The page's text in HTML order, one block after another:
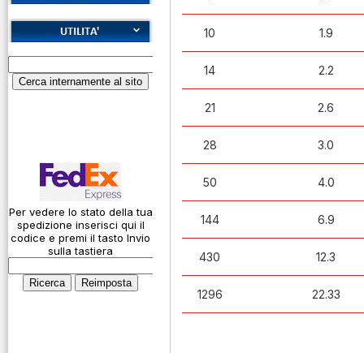
Cookies
Diritto di recesso
Garanzie
Alfabeto Fonetico
ICAO
Codice Q
Come si usa un
cavo
Connessioni
microfoniche
Cosa è l' ADS-B
Per vedere lo stato della tua
spedizione inserisci qui il
codice e premi il tasto Invio
sulla tastiera
10 1.9
14 2.2
21 2.6
28 3.0
50 4.0
144 6.9
430 12.3
1296 22.33